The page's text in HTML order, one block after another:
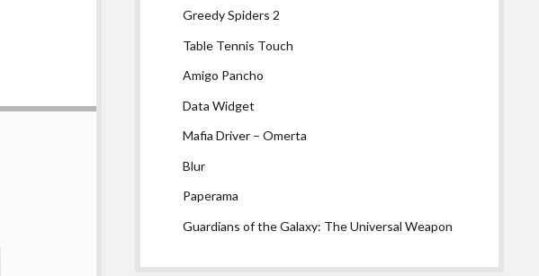
Greedy Spiders 2
Table Tennis Touch
Amigo Pancho
Data Widget
Mafia Driver – Omerta
Blur
Paperama
Guardians of the Galaxy: The Universal Weapon